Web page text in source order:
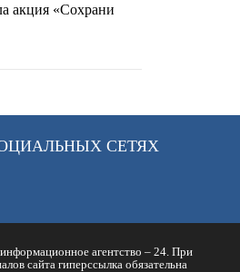
акция «Сохрани
СЕТЯХ
агентство – 24. При
сайта гиперссылка обязательна